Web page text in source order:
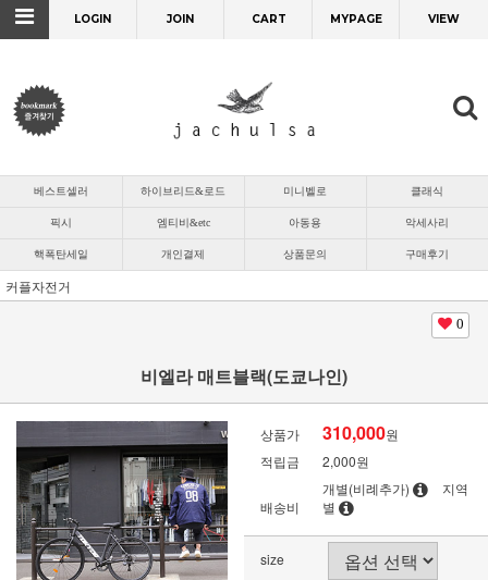
LOGIN JOIN CART MYPAGE VIEW
베스트셀러 하이브리드&로드 미니벨로 클래식
픽시 엠티비&etc 아동용 악세사리
핵폭탄세일 개인결제 상품문의 구매후기
커플자전거
0
비엘라 매트블랙(도쿄나인)
상품가 310,000원
적립금
2,000원
배송비
개별(비례추가)
지역
별
size